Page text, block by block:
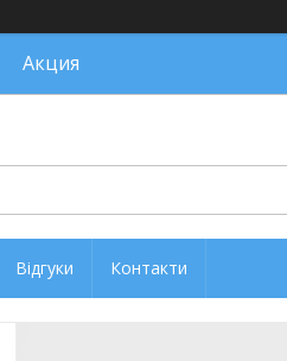
Акция
Відгуки Контакти